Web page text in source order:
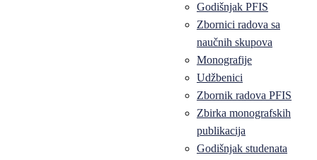
Godišnjak PFIS
Zbornici radova sa
naučnih skupova
Monografije
Udžbenici
Zbornik radova PFIS
Zbirka monografskih
publikacija
Godišnjak studenata